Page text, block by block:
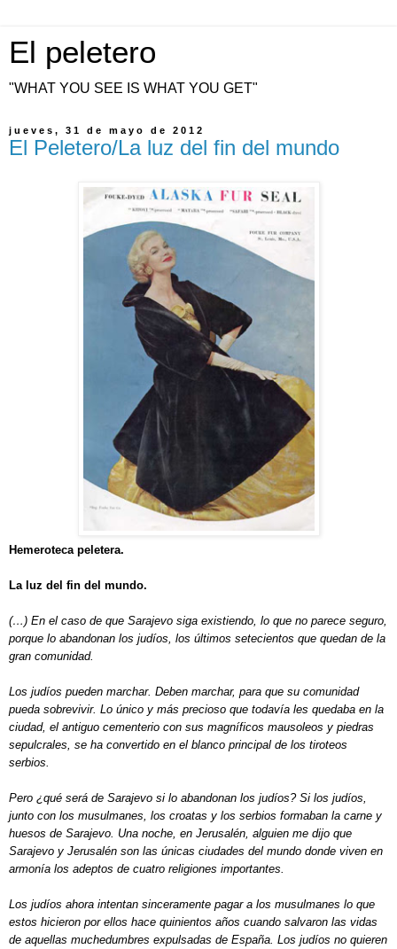
El peletero
"WHAT YOU SEE IS WHAT YOU GET"
jueves, 31 de mayo de 2012
El Peletero/La luz del fin del mundo
Hemeroteca peletera.
La luz del fin del mundo.
(…) En el caso de que Sarajevo siga existiendo, lo que no parece seguro,
porque lo abandonan los judíos, los últimos setecientos que quedan de la
gran comunidad.
Los judíos pueden marchar. Deben marchar, para que su comunidad
pueda sobrevivir. Lo único y más precioso que todavía les quedaba en la
ciudad, el antiguo cementerio con sus magníficos mausoleos y piedras
sepulcrales, se ha convertido en el blanco principal de los tiroteos
serbios.
Pero ¿qué será de Sarajevo si lo abandonan los judíos? Si los judíos,
junto con los musulmanes, los croatas y los serbios formaban la carne y
huesos de Sarajevo. Una noche, en Jerusalén, alguien me dijo que
Sarajevo y Jerusalén son las únicas ciudades del mundo donde viven en
armonía los adeptos de cuatro religiones importantes.
Los judíos ahora intentan sinceramente pagar a los musulmanes lo que
estos hicieron por ellos hace quinientos años cuando salvaron las vidas
de aquellas muchedumbres expulsadas de España. Los judíos no quieren